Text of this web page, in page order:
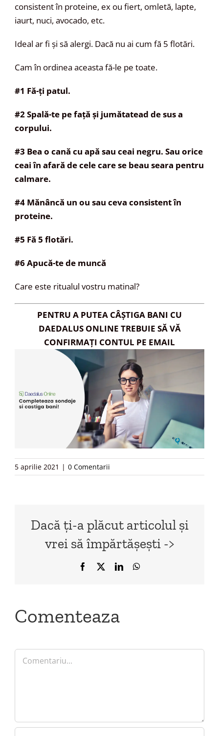
consistent în proteine, ex ou fiert, omletă, lapte,
iaurt, nuci, avocado, etc.
Ideal ar fi și să alergi. Dacă nu ai cum fă 5 flotări.
Cam în ordinea aceasta fă-le pe toate.
#1 Fă-ți patul.
#2 Spală-te pe față și jumătatead de sus a
corpului.
#3 Bea o cană cu apă sau ceai negru. Sau orice
ceai în afară de cele care se beau seara pentru
calmare.
#4 Mănâncă un ou sau ceva consistent în
proteine.
#5 Fă 5 flotări.
#6 Apucă-te de muncă
Care este ritualul vostru matinal?
PENTRU A PUTEA CÂȘTIGA BANI CU
DAEDALUS ONLINE TREBUIE SĂ VĂ
CONFIRMAȚI CONTUL PE EMAIL
5 aprilie 2021 | 0 Comentarii
Dacă ți-a plăcut articolul și
vrei să împărtășești ->
Facebook LinkedInWhatsApp
Comenteaza
Comment